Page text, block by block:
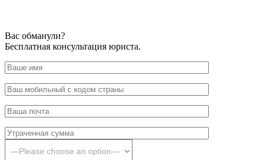
Вас обманули?
Бесплатная консультация юриста.